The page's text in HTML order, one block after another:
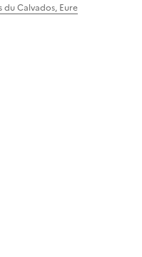
du Calvados, Eure